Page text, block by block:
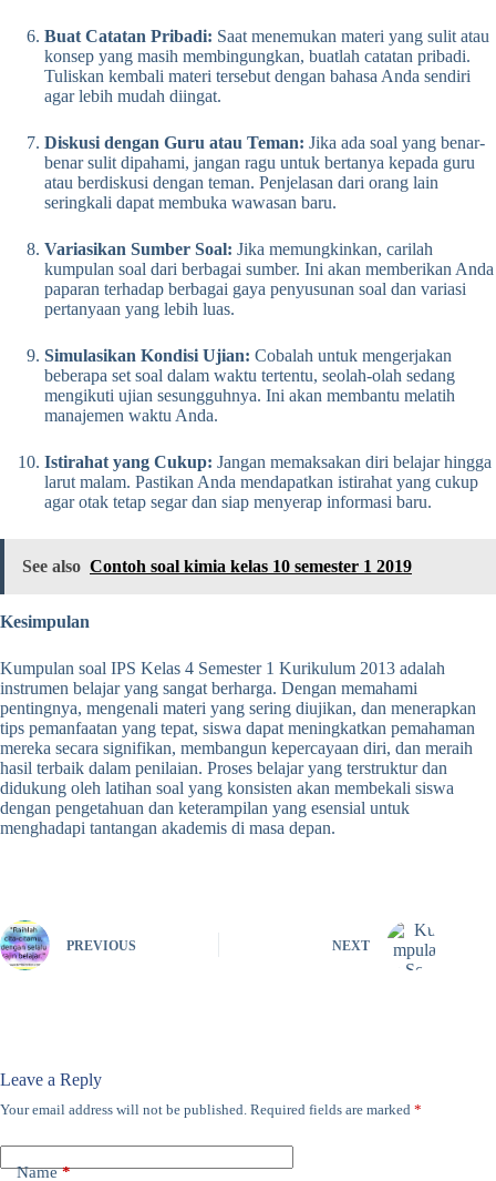
Buat Catatan Pribadi: Saat menemukan materi yang sulit atau
konsep yang masih membingungkan, buatlah catatan pribadi.
Tuliskan kembali materi tersebut dengan bahasa Anda sendiri
agar lebih mudah diingat.
Diskusi dengan Guru atau Teman: Jika ada soal yang benar-
benar sulit dipahami, jangan ragu untuk bertanya kepada guru
atau berdiskusi dengan teman. Penjelasan dari orang lain
seringkali dapat membuka wawasan baru.
Variasikan Sumber Soal: Jika memungkinkan, carilah
kumpulan soal dari berbagai sumber. Ini akan memberikan Anda
paparan terhadap berbagai gaya penyusunan soal dan variasi
pertanyaan yang lebih luas.
Simulasikan Kondisi Ujian: Cobalah untuk mengerjakan
beberapa set soal dalam waktu tertentu, seolah-olah sedang
mengikuti ujian sesungguhnya. Ini akan membantu melatih
manajemen waktu Anda.
Istirahat yang Cukup: Jangan memaksakan diri belajar hingga
larut malam. Pastikan Anda mendapatkan istirahat yang cukup
agar otak tetap segar dan siap menyerap informasi baru.
See also Contoh soal kimia kelas 10 semester 1 2019
Kesimpulan
Kumpulan soal IPS Kelas 4 Semester 1 Kurikulum 2013 adalah
instrumen belajar yang sangat berharga. Dengan memahami
pentingnya, mengenali materi yang sering diujikan, dan menerapkan
tips pemanfaatan yang tepat, siswa dapat meningkatkan pemahaman
mereka secara signifikan, membangun kepercayaan diri, dan meraih
hasil terbaik dalam penilaian. Proses belajar yang terstruktur dan
didukung oleh latihan soal yang konsisten akan membekali siswa
dengan pengetahuan dan keterampilan yang esensial untuk
menghadapi tantangan akademis di masa depan.
PREVIOUS NEXT
Leave a Reply
Your email address will not be published. Required fields are marked *
Name*